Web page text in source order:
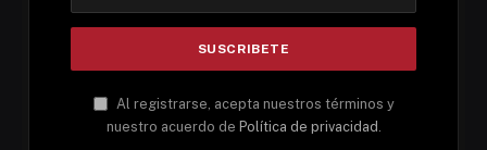
Al registrarse, acepta nuestros términos y
nuestro acuerdo de Política de privacidad